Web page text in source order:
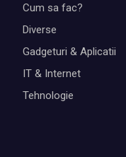
Cum sa fac?
Diverse
Gadgeturi & Aplicatii
IT & Internet
Tehnologie